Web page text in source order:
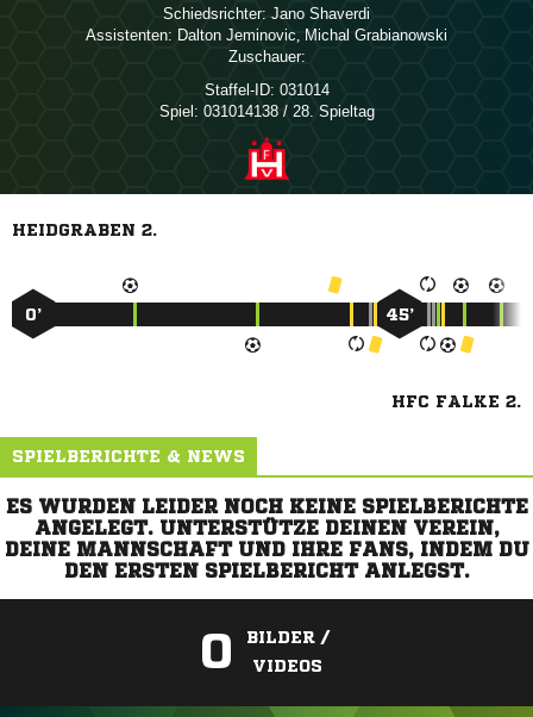
Schiedsrichter:  
Assistenten:  ,  
Zuschauer:
Staffel-ID: 031014
Spiel: 031014138 / 28. Spieltag
HEIDGRABEN 2.
0’ 45’
HFC FALKE 2.
SPIELBERICHTE & NEWS
ES WURDEN LEIDER NOCH KEINE SPIELBERICHTE
ANGELEGT. UNTERSTÜTZE DEINEN VEREIN,
DEINE MANNSCHAFT UND IHRE FANS, INDEM DU
DEN ERSTEN SPIELBERICHT ANLEGST.
0
BILDER /
VIDEOS